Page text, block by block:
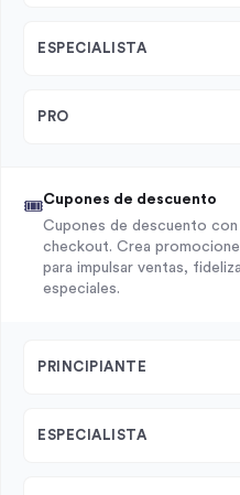
ESPECIALISTA
PRO
🎟️Cupones de descuento
Cupones de descuento
checkout. Crea
para impulsar ventas,
especiales.
PRINCIPIANTE
ESPECIALISTA